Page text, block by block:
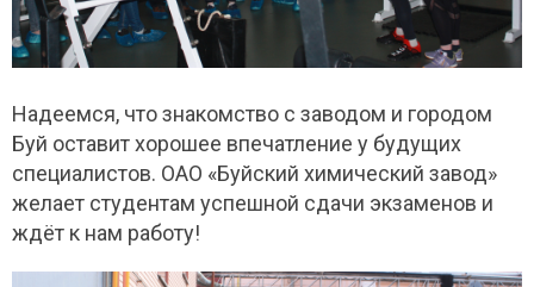
Надеемся, что знакомство с заводом и городом
Буй оставит хорошее впечатление у будущих
специалистов. ОАО «Буйский химический завод»
желает студентам успешной сдачи экзаменов и
ждёт к нам работу!